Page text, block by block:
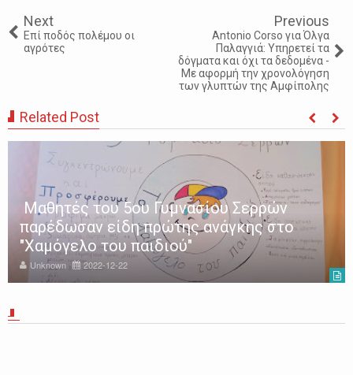
Next
Επί ποδός πολέμου οι
αγρότες
Previous
Antonio Corso για Όλγα
Παλαγγιά: Υπηρετεί τα
δόγματα και όχι τα δεδομένα -
Με αφορμή την χρονολόγηση
των γλυπτών της Αμφίπολης
Related Post
Μαθητές του 5ου Γυμνασίου Σερρών
παρέδωσαν είδη πρώτης ανάγκης στο
"Χαμόγελο του παιδιού"
Unknown 2022-12-22